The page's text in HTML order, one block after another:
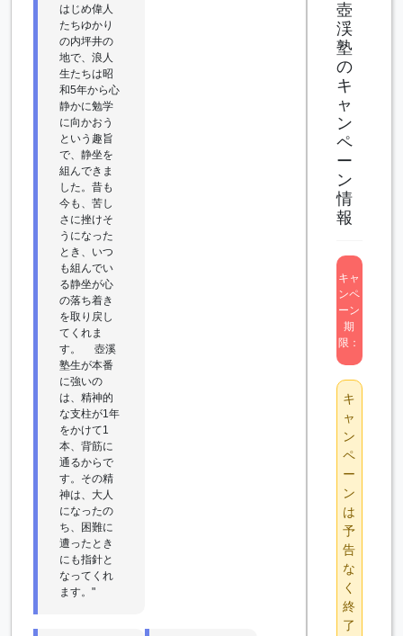
はじめ偉人
たちゆかり
の内坪井の
地で、浪人
生たちは昭
和5年から心
静かに勉学
に向かおう
という趣旨
で、静坐を
組んできま
した。昔も
今も、苦し
さに挫けそ
うになった
とき、いつ
も組んでい
る静坐が心
の落ち着き
を取り戻し
てくれま
す。 壺溪
塾生が本番
に強いの
は、精神的
な支柱が1年
をかけて1
本、背筋に
通るからで
す。その精
神は、大人
になったの
ち、困難に
遭ったとき
にも指針と
なってくれ
ます。"
壺
渓
塾
の
キ
ャ
ン
ペ
ー
ン
情
報
キャ
ンペ
ーン
期
限：
キ
ャ
ン
ペ
ー
ン
は
予
告
な
く
終
了